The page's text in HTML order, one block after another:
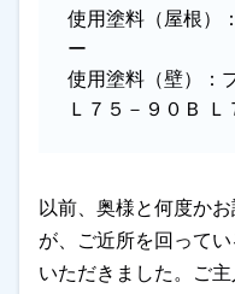
使用塗料（屋根）：
ー
使用塗料（壁）：
Ｌ７５－９０Ｂ Ｌ
以前、奥様と何度か
が、ご近所を回って
いただきました。ご